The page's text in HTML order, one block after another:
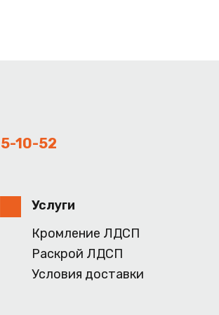
10-52
Услуги
Кромление ЛДСП
Раскрой ЛДСП
Условия доставки